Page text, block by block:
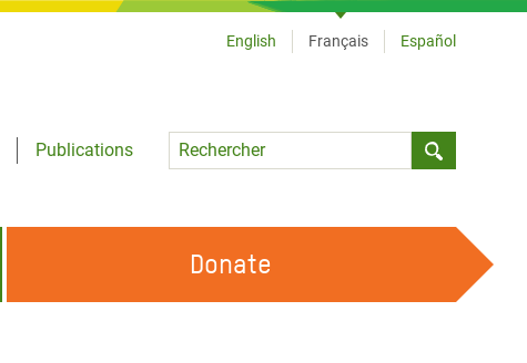
Publications
Language
English Français Español
Donate